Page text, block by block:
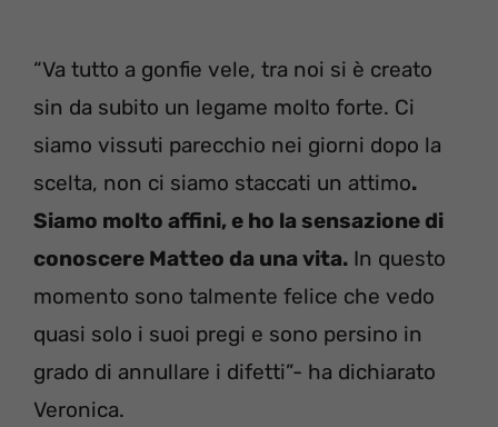
“Va tutto a gonfie vele, tra noi si è creato
sin da subito un legame molto forte. Ci
siamo vissuti parecchio nei giorni dopo la
scelta, non ci siamo staccati un attimo.
Siamo molto affini, e ho la sensazione di
conoscere Matteo da una vita. In questo
momento sono talmente felice che vedo
quasi solo i suoi pregi e sono persino in
grado di annullare i difetti”- ha dichiarato
Veronica.